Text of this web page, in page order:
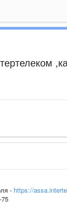
- https://